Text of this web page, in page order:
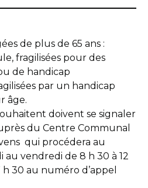
de plus de 65 ans :
fragilisées pour des
de handicap
par un handicap
âge.
doivent se signaler
du Centre Communal
qui procédera au
vendredi de 8 h 30 à 12
h 30 au numéro d’appel